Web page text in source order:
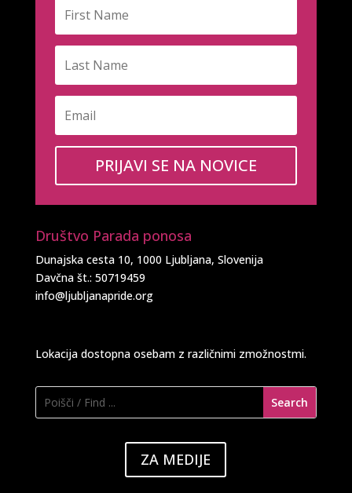
PRIJAVI SE NA NOVICE
Društvo Parada ponosa
Dunajska cesta 10, 1000 Ljubljana, Slovenija
Davčna št.: 50719459
info@ljubljanapride.org
Lokacija dostopna osebam z različnimi zmožnostmi.
ZA MEDIJE